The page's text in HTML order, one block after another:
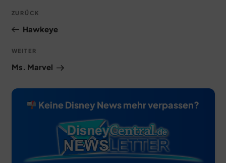
Beitragsnavigation
Vorheriger
Beitrag
ZURÜCK
Hawkeye
Nächster
Beitrag
WEITER
Ms. Marvel
Keine Disney News mehr verpassen?